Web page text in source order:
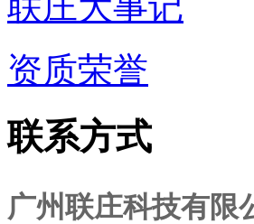
资质荣誉
联系方式
广州联庄科技有限